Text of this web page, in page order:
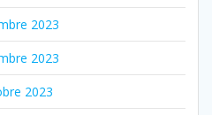
2023
2023
2023